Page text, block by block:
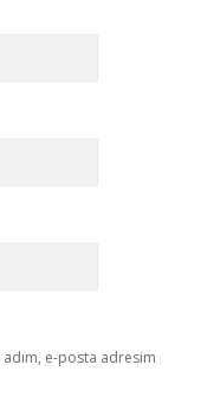
e-posta adresim